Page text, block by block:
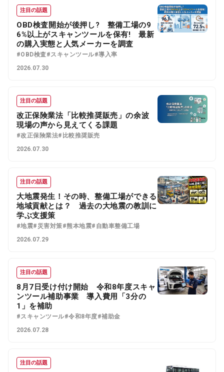
注目の話題
OBD検査開始が後押し? 整備工場の9
6%以上がスキャンツールを保有! 最新
の購入実態と人気メーカーを調査
#OBD検査#スキャンツール#導入率
2026.07.30
注目の話題
改正保険業法「比較推奨販売」の余波
現場の声から見えてくる課題
#改正保険業法#比較推奨販売
2026.07.30
注目の話題
大地震発生！その時、整備工場ができる
地域貢献とは？ 過去の大地震の教訓に
学ぶ支援策
#地震#災害対策#熊本地震#自動車整備工場
2026.07.29
注目の話題
8月7日受け付け開始 令和8年度スキャ
ンツール補助事業 導入費用「3分の
1」を補助
#スキャンツール#令和8年度#補助金
2026.07.28
注目の話題